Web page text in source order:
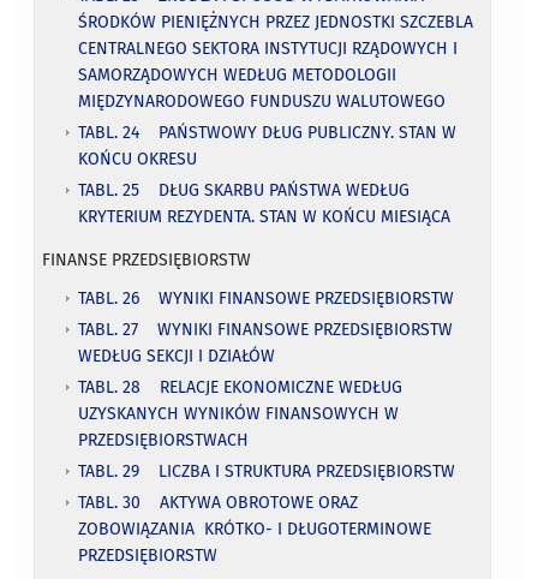
ŚRODKÓW PIENIĘŻNYCH PRZEZ JEDNOSTKI SZCZEBLA
CENTRALNEGO SEKTORA INSTYTUCJI RZĄDOWYCH I
SAMORZĄDOWYCH WEDŁUG METODOLOGII
MIĘDZYNARODOWEGO FUNDUSZU WALUTOWEGO
TABL. 24 PAŃSTWOWY DŁUG PUBLICZNY. STAN W
KOŃCU OKRESU
TABL. 25 DŁUG SKARBU PAŃSTWA WEDŁUG
KRYTERIUM REZYDENTA. STAN W KOŃCU MIESIĄCA
FINANSE PRZEDSIĘBIORSTW
TABL. 26 WYNIKI FINANSOWE PRZEDSIĘBIORSTW
TABL. 27 WYNIKI FINANSOWE PRZEDSIĘBIORSTW
WEDŁUG SEKCJI I DZIAŁÓW
TABL. 28 RELACJE EKONOMICZNE WEDŁUG
UZYSKANYCH WYNIKÓW FINANSOWYCH W
PRZEDSIĘBIORSTWACH
TABL. 29 LICZBA I STRUKTURA PRZEDSIĘBIORSTW
TABL. 30 AKTYWA OBROTOWE ORAZ
ZOBOWIĄZANIA KRÓTKO- I DŁUGOTERMINOWE
PRZEDSIĘBIORSTW